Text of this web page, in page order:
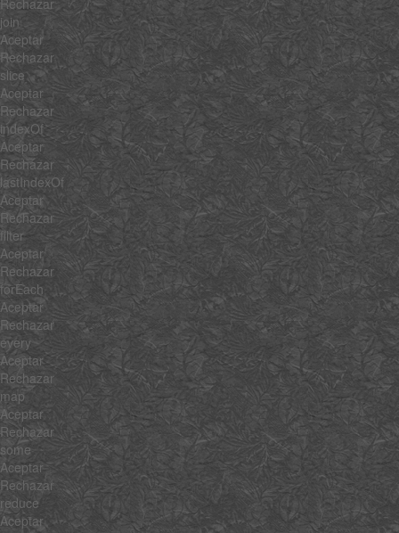
join
Aceptar
Rechazar
slice
Aceptar
Rechazar
indexOf
Aceptar
Rechazar
lastIndexOf
Aceptar
Rechazar
filter
Aceptar
Rechazar
forEach
Aceptar
Rechazar
every
Aceptar
Rechazar
map
Aceptar
Rechazar
some
Aceptar
Rechazar
reduce
Aceptar